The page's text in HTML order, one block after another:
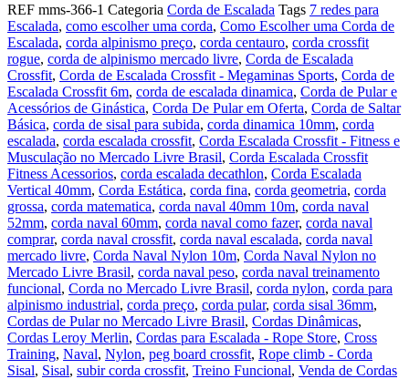
REF mms-366-1 Categoria Corda de Escalada Tags 7 redes para
Escalada, como escolher uma corda, Como Escolher uma Corda de
Escalada, corda alpinismo preço, corda centauro, corda crossfit
rogue, corda de alpinismo mercado livre, Corda de Escalada
Crossfit, Corda de Escalada Crossfit - Megaminas Sports, Corda de
Escalada Crossfit 6m, corda de escalada dinamica, Corda de Pular e
Acessórios de Ginástica, Corda De Pular em Oferta, Corda de Saltar
Básica, corda de sisal para subida, corda dinamica 10mm, corda
escalada, corda escalada crossfit, Corda Escalada Crossfit - Fitness e
Musculação no Mercado Livre Brasil, Corda Escalada Crossfit
Fitness Acessorios, corda escalada decathlon, Corda Escalada
Vertical 40mm, Corda Estática, corda fina, corda geometria, corda
grossa, corda matematica, corda naval 40mm 10m, corda naval
52mm, corda naval 60mm, corda naval como fazer, corda naval
comprar, corda naval crossfit, corda naval escalada, corda naval
mercado livre, Corda Naval Nylon 10m, Corda Naval Nylon no
Mercado Livre Brasil, corda naval peso, corda naval treinamento
funcional, Corda no Mercado Livre Brasil, corda nylon, corda para
alpinismo industrial, corda preço, corda pular, corda sisal 36mm,
Cordas de Pular no Mercado Livre Brasil, Cordas Dinâmicas,
Cordas Leroy Merlin, Cordas para Escalada - Rope Store, Cross
Training, Naval, Nylon, peg board crossfit, Rope climb - Corda
Sisal, Sisal, subir corda crossfit, Treino Funcional, Venda de Cordas